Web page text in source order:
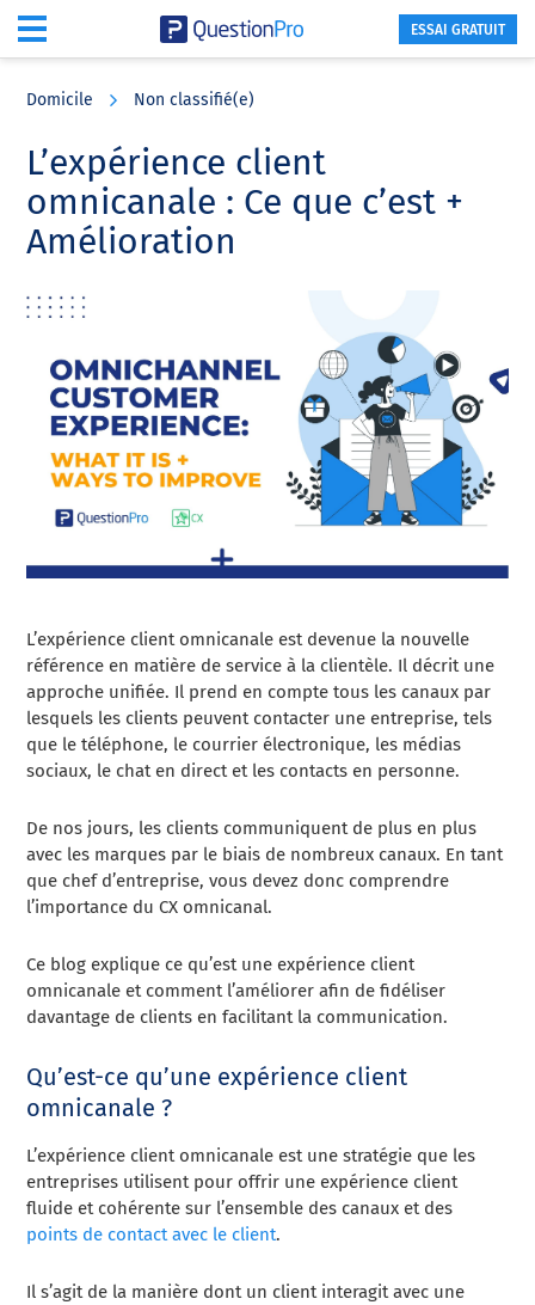
content
sidebar
ESSAI GRATUIT
Domicile Non classifié(e)
L’expérience client
omnicanale : Ce que c’est +
Amélioration
L’expérience client omnicanale est devenue la nouvelle
référence en matière de service à la clientèle. Il décrit une
approche unifiée. Il prend en compte tous les canaux par
lesquels les clients peuvent contacter une entreprise, tels
que le téléphone, le courrier électronique, les médias
sociaux, le chat en direct et les contacts en personne.
De nos jours, les clients communiquent de plus en plus
avec les marques par le biais de nombreux canaux. En tant
que chef d’entreprise, vous devez donc comprendre
l’importance du CX omnicanal.
Ce blog explique ce qu’est une expérience client
omnicanale et comment l’améliorer afin de fidéliser
davantage de clients en facilitant la communication.
Qu’est-ce qu’une expérience client
omnicanale ?
L’expérience client omnicanale est une stratégie que les
entreprises utilisent pour offrir une expérience client
fluide et cohérente sur l’ensemble des canaux et des
points de contact avec le client.
Il s’agit de la manière dont un client interagit avec une